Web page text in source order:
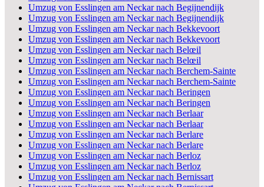
Umzug von Esslingen am Neckar nach Begijnendijk
Umzug von Esslingen am Neckar nach Begijnendijk
Umzug von Esslingen am Neckar nach Bekkevoort
Umzug von Esslingen am Neckar nach Bekkevoort
Umzug von Esslingen am Neckar nach Belœil
Umzug von Esslingen am Neckar nach Belœil
Umzug von Esslingen am Neckar nach Berchem-Sainte
Umzug von Esslingen am Neckar nach Berchem-Sainte
Umzug von Esslingen am Neckar nach Beringen
Umzug von Esslingen am Neckar nach Beringen
Umzug von Esslingen am Neckar nach Berlaar
Umzug von Esslingen am Neckar nach Berlaar
Umzug von Esslingen am Neckar nach Berlare
Umzug von Esslingen am Neckar nach Berlare
Umzug von Esslingen am Neckar nach Berloz
Umzug von Esslingen am Neckar nach Berloz
Umzug von Esslingen am Neckar nach Bernissart